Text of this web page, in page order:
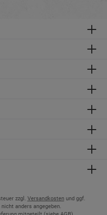
zzgl. Versandkostenund ggf.
anders angegeben.